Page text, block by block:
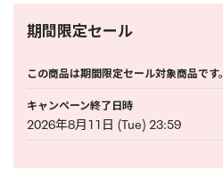
期間限定セール
この商品は期間限定セール対象商品です。
キャンペーン終了日時
2026年8月11日 (Tue) 23:59